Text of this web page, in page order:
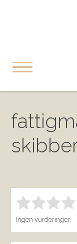
Bedøm denne vare:
Ingen vurderinger.